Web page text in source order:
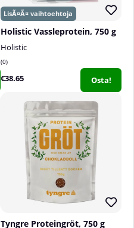
Holistic Vassleprotein, 750 g
Holistic
0
€38.65 Osta!
Tyngre Proteingröt, 750 g